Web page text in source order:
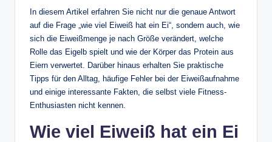
In diesem Artikel erfahren Sie nicht nur die genaue Antwort
auf die Frage „wie viel Eiweiß hat ein Ei“, sondern auch, wie
sich die Eiweißmenge je nach Größe verändert, welche
Rolle das Eigelb spielt und wie der Körper das Protein aus
Eiern verwertet. Darüber hinaus erhalten Sie praktische
Tipps für den Alltag, häufige Fehler bei der Eiweißaufnahme
und einige interessante Fakten, die selbst viele Fitness-
Enthusiasten nicht kennen.
Wie viel Eiweiß hat ein Ei